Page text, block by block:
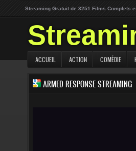
Streaming Gratuit de 3251 Films Complets
ACCUEIL ACTION COMÉDIE
ARMED RESPONSE STREAMING